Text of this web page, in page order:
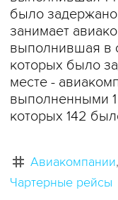
было задержано
занимает
выполнившая в
которых было
месте -
выполненными
которых 142
Авиакомпании
Чартерные рейсы